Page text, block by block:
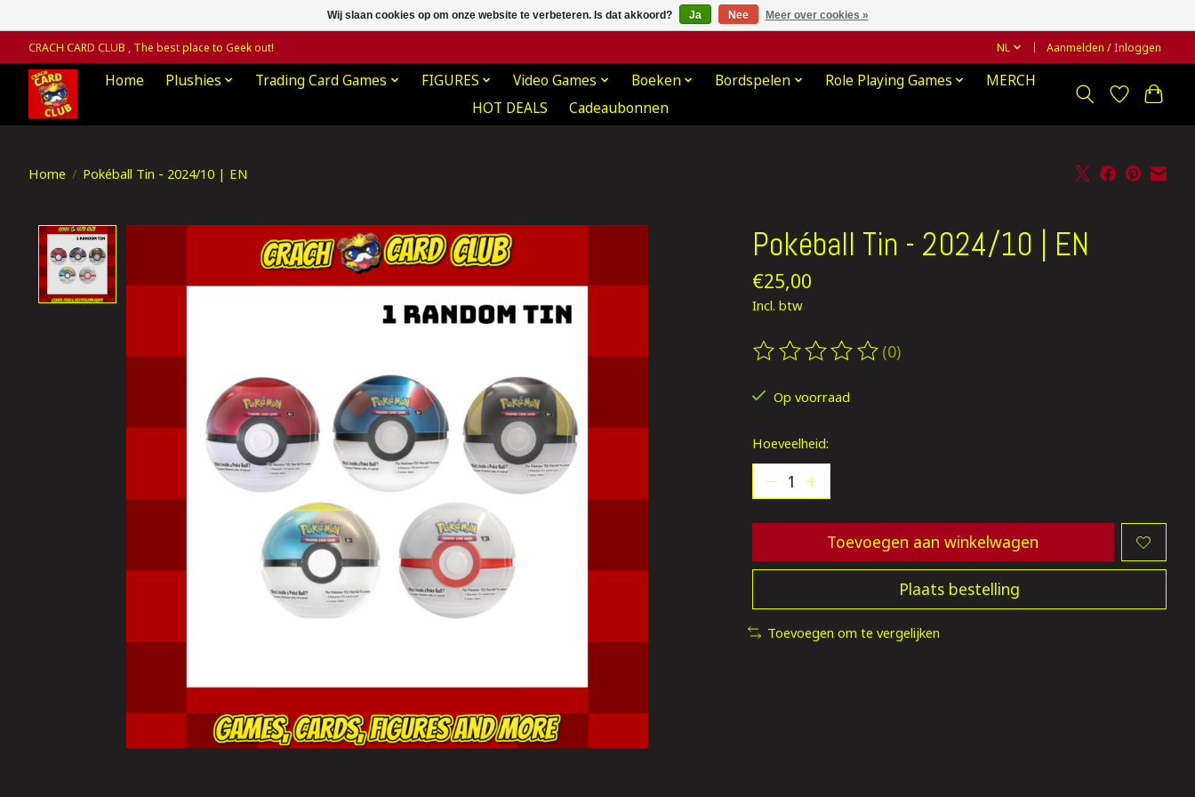
CRACH CARD CLUB , The best place to Geek out! NL Aanmelden / Inloggen
Home Plushies Trading Card Games FIGURES Video Games Boeken Bordspelen Role Playing Games
MERCH
HOT DEALS
Cadeaubonnen
Home / Pokéball Tin - 2024/10 | EN
Product image slideshow Items Pokéball Tin - 2024/10 | EN
€25,00
Incl. btw
De beoordeling van dit product is
(0)
Op voorraad
Hoeveelheid:
Toevoegen aan winkelwagen
Plaats bestelling
Toevoegen om te vergelijken
Wij slaan cookies op om onze website te verbeteren. Is dat akkoord? Ja Nee Meer over cookies »